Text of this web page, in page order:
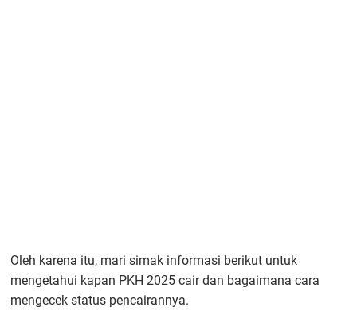
Oleh karena itu, mari simak informasi berikut untuk
mengetahui kapan PKH 2025 cair dan bagaimana cara
mengecek status pencairannya.